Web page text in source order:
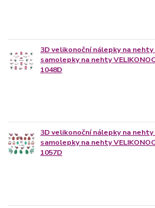
3D velikonoční nálepky na nehty
samolepky na nehty
1048D
3D velikonoční nálepky na nehty
samolepky na nehty
1057D